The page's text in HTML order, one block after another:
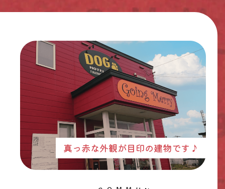
真っ赤な外観が目印の建物です♪